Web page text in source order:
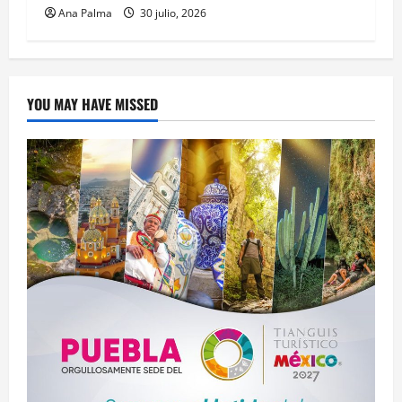
Ana Palma 30 julio, 2026
YOU MAY HAVE MISSED